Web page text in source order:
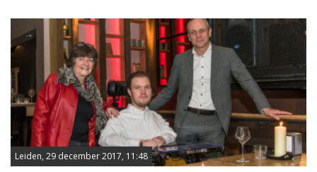
Leiden, 29 december 2017, 11:48